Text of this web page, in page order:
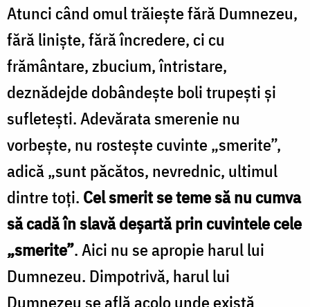
Foto:
Oana
Nechifor
Atunci când omul trăieşte fără Dumnezeu,
fără linişte, fără încredere, ci cu
frământare, zbucium, întristare,
deznădejde dobândeşte boli trupeşti şi
sufleteşti.Adevărata smerenie nu
vorbeşte, nu rosteşte cuvinte „smerite”,
adică „sunt păcătos, nevrednic, ultimul
dintre toţi. Cel smerit se teme să nu cumva
să cadă în slavă deşartă prin cuvintele cele
„smerite”. Aici nu se apropie harul lui
Dumnezeu. Dimpotrivă, harul lui
Dumnezeu se află acolo unde există